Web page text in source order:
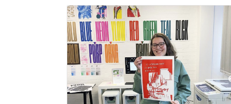
Coronavírus (COVID-19).Novo Plano de
Contingência pode ser consultado no
seguinte
link:https://drive.google.com/open?
id=1LsYp7BtuHfiKz9gvXwP9cT5_5-
j5wKEP